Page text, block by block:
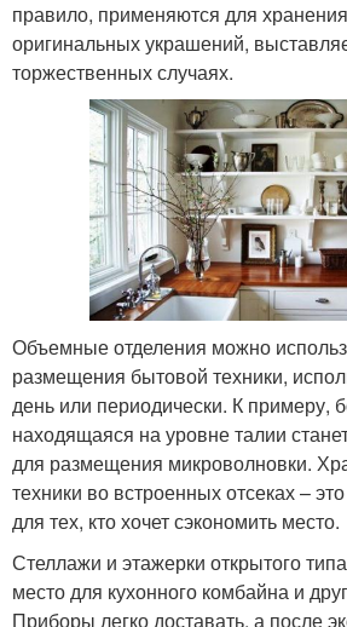
правило, применяются для
оригинальных украшений,
торжественных случаях.
Объемные отделения можно
размещения бытовой техники,
день или периодически. К примеру,
находящаяся на уровне талии
для размещения микроволновки.
техники во встроенных отсеках –
для тех, кто хочет сэкономить место.
Стеллажи и этажерки открытого
место для кухонного комбайна и
Приборы легко доставать, а после